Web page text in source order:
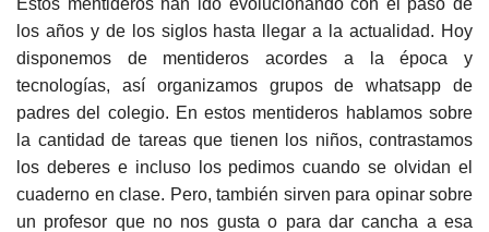
Estos mentideros han ido evolucionando con el paso de
los años y de los siglos hasta llegar a la actualidad. Hoy
disponemos de mentideros acordes a la época y
tecnologías, así organizamos grupos de whatsapp de
padres del colegio. En estos mentideros hablamos sobre
la cantidad de tareas que tienen los niños, contrastamos
los deberes e incluso los pedimos cuando se olvidan el
cuaderno en clase. Pero, también sirven para opinar sobre
un profesor que no nos gusta o para dar cancha a esa